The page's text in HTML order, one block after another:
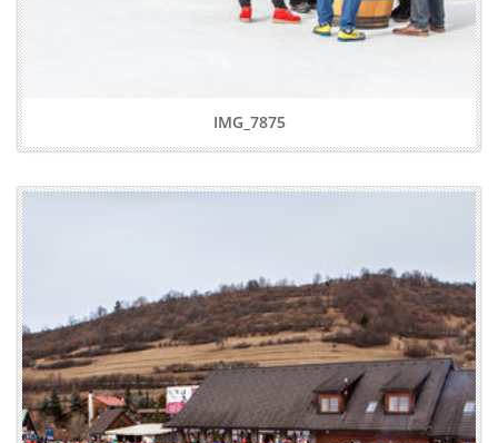
IMG_7875